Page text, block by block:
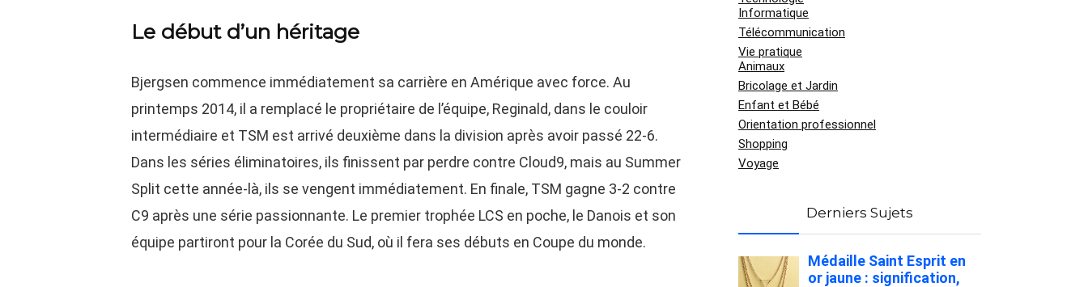
Le début d’un héritage
Bjergsen commence immédiatement sa carrière en Amérique avec force. Au
printemps 2014, il a remplacé le propriétaire de l’équipe, Reginald, dans le couloir
intermédiaire et TSM est arrivé deuxième dans la division après avoir passé 22-6.
Dans les séries éliminatoires, ils finissent par perdre contre Cloud9, mais au Summer
Split cette année-là, ils se vengent immédiatement. En finale, TSM gagne 3-2 contre
C9 après une série passionnante. Le premier trophée LCS en poche, le Danois et son
équipe partiront pour la Corée du Sud, où il fera ses débuts en Coupe du monde.
Informatique
Télécommunication
Vie pratique
Animaux
Bricolage et Jardin
Enfant et Bébé
Orientation professionnel
Shopping
Voyage
Derniers Sujets
Médaille Saint Esprit en
or jaune : signification,